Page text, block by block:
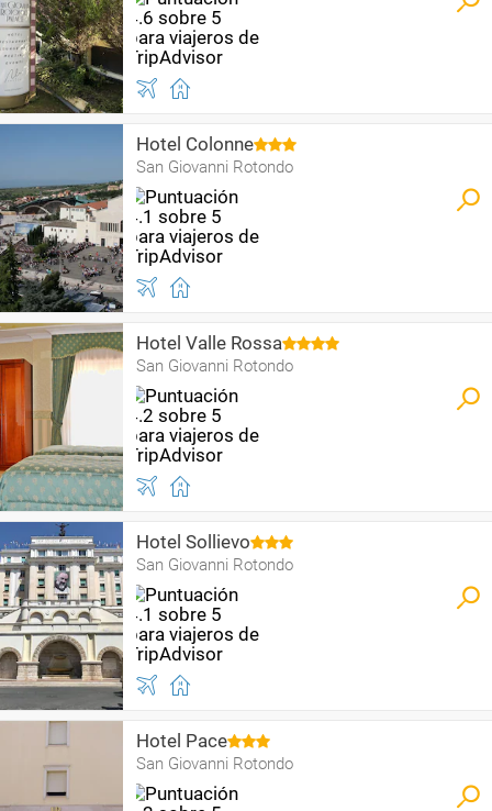
Hotel Colonne
San Giovanni Rotondo
Hotel Valle Rossa
San Giovanni Rotondo
Hotel Sollievo
San Giovanni Rotondo
Hotel Pace
San Giovanni Rotondo